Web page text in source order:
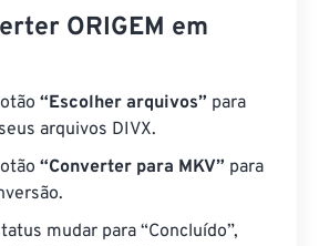
ORIGEM em
“Escolher arquivos” para
arquivos DIVX.
“Converter para MKV” para
mudar para “Concluído”,